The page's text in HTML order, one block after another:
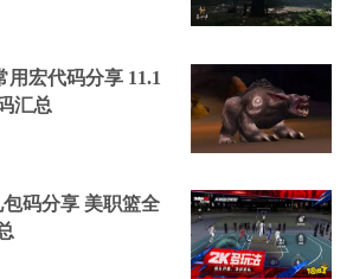
用宏代码分享 11.1
汇总
码分享 美职篮全